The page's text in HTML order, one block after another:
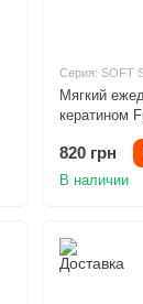
Серия: SOFT
Мягкий
кератином
820 грн
В наличии